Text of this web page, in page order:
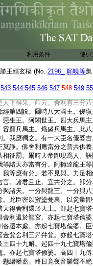
利用条件 使い
王經玄樞 (No. 2196_ 願曉等
543 544 545 546 547 548 549
子。義准前也
許。答上問也。隋云有二。一
求福。二今從下。求請舍利。
利如芥子許者。興云。梵云舍利
有三類。一者全身。即慈氏滅
滅相。二者分身。卽慶喜亡後
碎身。卽釋迦滅後碎身八斛。今
莊云。梵言室利羅。此云身。
11
人下得果。莊云。舍利有三分
經第四説。爾時八大國王。優塡
惡生王。阿闍世王。四大兵馬
容顏兵馬主。熾盛兵馬主。此八
。我應獨之。有一大臣名優婆
莫諍。佛舍利應當分之普共供
相征罰。爾時天帝卽現爲人。
等諸天亦當有分。阿耨達龍王
我等應有分。若不見與。力足相
言。諸君且止。宜共分之。卽分
與諸天。一分與龍王。一分與
。此臣密以蜜塗瓮裏。以瓫量
天得舍利還於天上。卽起七寶
舍利還於龍宮。亦起七寶塔偸婆
各還本處。亦起七寶塔偸婆。
金瓮舍利三昇幷瓮。亦起七寶
土四十九斛。起四十九七寶塔偸
。亦起七寶塔偸婆。高四十九仭
懸繒幡蓋。終日竟夜音樂聲不絶